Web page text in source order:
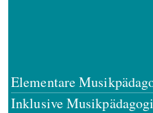
Elementare
Inklusive